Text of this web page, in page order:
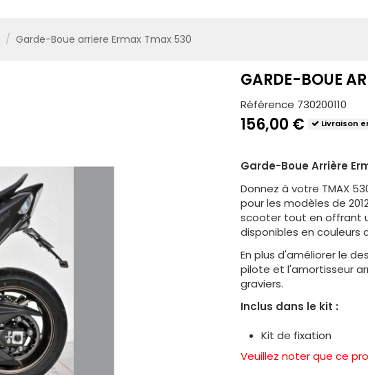
Garde-Boue arriere Ermax Tmax 530
GARDE-BOUE
Référence 730200110
156,00 € Livraison
Garde-Boue Arrière
Donnez à votre TMAX
pour les modèles de
scooter tout en offrant
disponibles en couleurs
En plus d'améliorer le
pilote et l'amortisseur
graviers.
Inclus dans le kit :
Kit de fixation
Veuillez noter que ce